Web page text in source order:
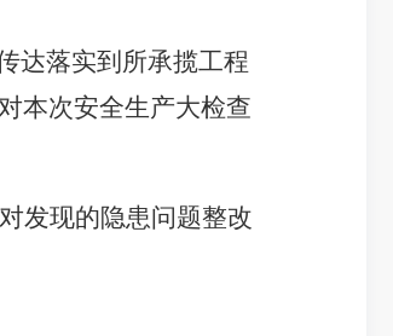
达落实到所承揽工程
本次安全生产大检查
发现的隐患问题整改